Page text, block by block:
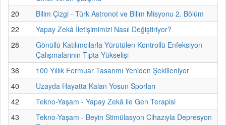
20
Bilim Çizgi - Türk Astronot ve Bilim Misyonu 2. Bölüm
22
Yapay Zekâ İletişimimizi Nasıl Değiştiriyor?
28
Gönüllü Katılımcılarla Yürütülen Kontrollü Enfeksiyon
Çalışmalarının Tıpta Yükselişi
36
100 Yıllık Fermuar Tasarımı Yeniden Şekilleniyor
40
Uzayda Hayatta Kalan Yosun Sporları
42
Tekno-Yaşam - Yapay Zekâ ile Gen Terapisi
43
Tekno-Yaşam - Beyin Stimülasyon Cihazıyla Depresyon